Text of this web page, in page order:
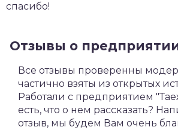
спасибо!
Отзывы о
Все отзывы проверенны
частично взяты из открытых
Работали с предприятием
есть, что о нем рассказать?
отзыв, мы будем Вам очень